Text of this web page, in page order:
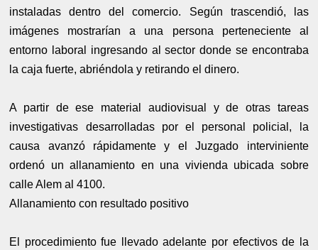
instaladas dentro del comercio. Según trascendió, las
imágenes mostrarían a una persona perteneciente al
entorno laboral ingresando al sector donde se encontraba
la caja fuerte, abriéndola y retirando el dinero.
A partir de ese material audiovisual y de otras tareas
investigativas desarrolladas por el personal policial, la
causa avanzó rápidamente y el Juzgado interviniente
ordenó un allanamiento en una vivienda ubicada sobre
calle Alem al 4100.
Allanamiento con resultado positivo
El procedimiento fue llevado adelante por efectivos de la